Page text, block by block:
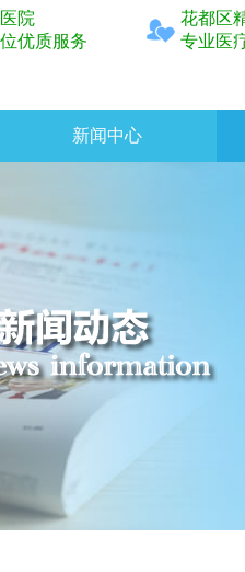
院
优质服务
花都区
专业医
新闻中心